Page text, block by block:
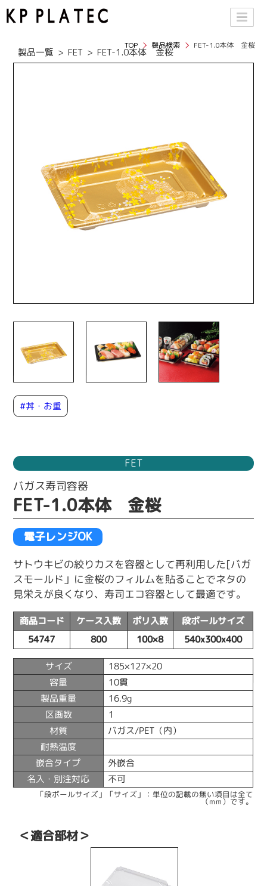
TOP 製品検索 FET-1.0本体 金桜
製品一覧 FET FET-1.0本体 金桜
#丼・お重
FET
バガス寿司容器
FET-1.0本体 金桜
電子レンジOK
サトウキビの絞りカスを容器として再利用した[バガ
スモールド」に金桜のフィルムを貼ることでネタの
見栄えが良くなり、寿司エコ容器として最適です。
商品コード ケース入数 ポリ入数 段ボールサイズ
54747 800 100×8 540x300x400
サイズ 185×127×20
容量 10貫
製品重量 16.9g
区画数 1
材質 バガス/PET（内）
耐熱温度
嵌合タイプ 外嵌合
名入・別注対応 不可
「段ボールサイズ」「サイズ」：単位の記載の無い項目は全て
（mm）です。
＜適合部材＞